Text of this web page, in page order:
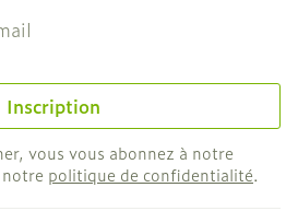
Inscription
vous vous abonnez à notre
politique de confidentialité.